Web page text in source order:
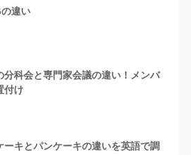
違い
分科会と専門家会議の違い！メンバ
付け
ーキとパンケーキの違いを英語で調